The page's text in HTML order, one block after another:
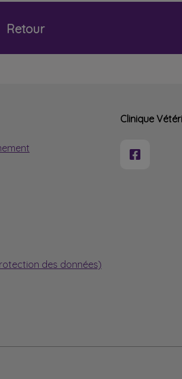
Retour
des données)
Clinique